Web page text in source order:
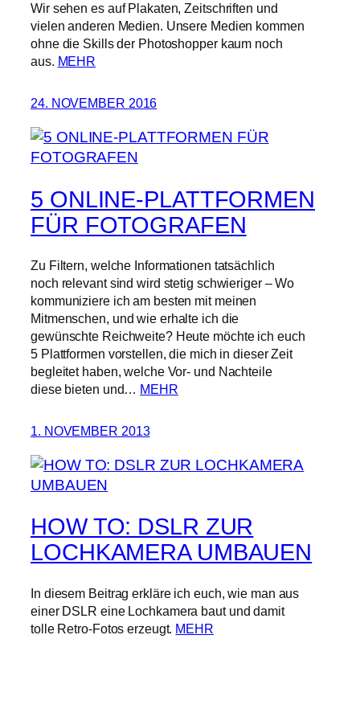
Wir sehen es auf Plakaten, Zeitschriften und
vielen anderen Medien. Unsere Medien kommen
ohne die Skills der Photoshopper kaum noch
aus. MEHR
24. NOVEMBER 2016
5 ONLINE-PLATTFORMEN
FÜR FOTOGRAFEN
Zu Filtern, welche Informationen tatsächlich
noch relevant sind wird stetig schwieriger – Wo
kommuniziere ich am besten mit meinen
Mitmenschen, und wie erhalte ich die
gewünschte Reichweite? Heute möchte ich euch
5 Plattformen vorstellen, die mich in dieser Zeit
begleitet haben, welche Vor- und Nachteile
diese bieten und… MEHR
1. NOVEMBER 2013
HOW TO: DSLR ZUR
LOCHKAMERA UMBAUEN
In diesem Beitrag erkläre ich euch, wie man aus
einer DSLR eine Lochkamera baut und damit
tolle Retro-Fotos erzeugt. MEHR